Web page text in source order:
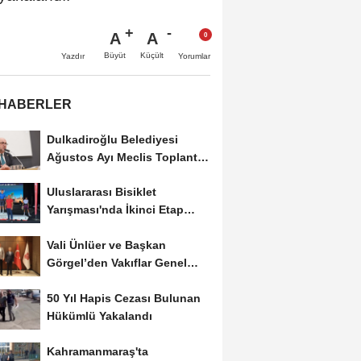
Yazdır
A
Büyüt
A
Küçült Yorumlar
Dulkadiroğlu Belediyesi
Ağustos Ayı Meclis Toplantısı
Uluslararası Bisiklet
Yarışması'nda İkinci Etap
Vali Ünlüer ve Başkan
Görgel’den Vakıflar Genel
50 Yıl Hapis Cezası Bulunan
Hükümlü Yakalandı
Kahramanmaraş'ta